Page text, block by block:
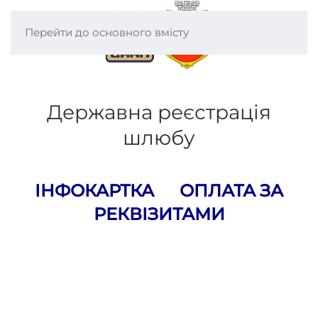
Перейти до основного вмісту
Державна реєстрація
шлюбу
ІНФОКАРТКА
ОПЛАТА ЗА
РЕКВІЗИТАМИ